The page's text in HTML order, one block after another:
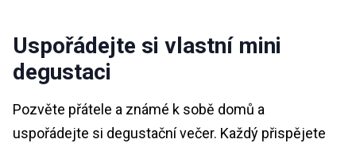
Uspořádejte si vlastní mini
degustaci
Pozvěte přátele a známé k sobě domů a
uspořádejte si degustační večer. Každý přispějete